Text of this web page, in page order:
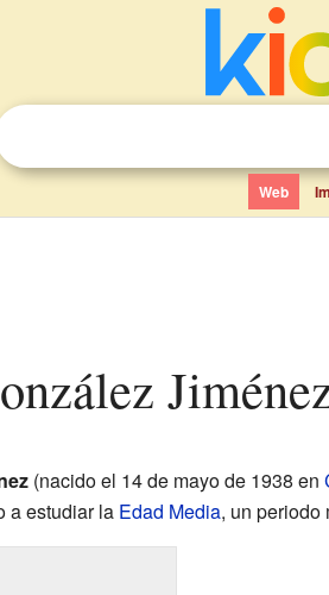
Web
(nacido el 14 de mayo de 1938 en
a estudiar la Edad Media, un periodo